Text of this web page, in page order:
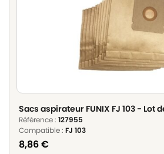
Sacs aspirateur FUNIX FJ 103 - Lot
Référence : 127955
Compatible : FJ 103
8,86€